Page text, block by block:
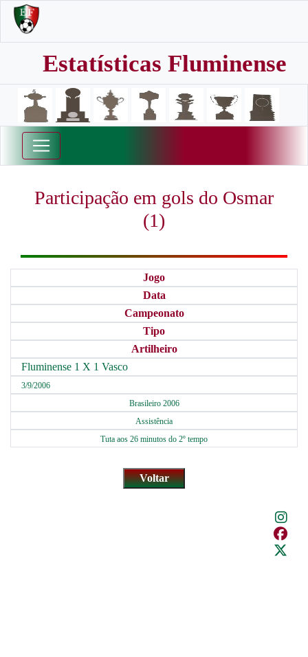
Estatísticas Fluminense
Participação em gols do Osmar
(1)
Jogo
Data
Campeonato
Tipo
Artilheiro
Fluminense 1 X 1 Vasco
3/9/2006
Brasileiro 2006
Assistência
Tuta aos 26 minutos do 2º tempo